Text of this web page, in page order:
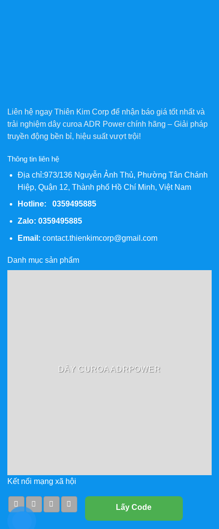
Liên hệ ngay Thiên Kim Corp để nhận báo giá tốt nhất và
trải nghiệm dây curoa ADR Power chính hãng – Giải pháp
truyền động bền bỉ, hiệu suất vượt trội!
Thông tin liên hệ
Địa chỉ:973/136 Nguyễn Ảnh Thủ, Phường Tân Chánh
Hiệp, Quận 12, Thành phố Hồ Chí Minh, Việt Nam
Hotline: 0359495885
Zalo: 0359495885
Email: contact.thienkimcorp@gmail.com
Danh mục sản phẩm
DÂY CUROA ADRPOWER
Kết nối mạng xã hội
Lấy Code